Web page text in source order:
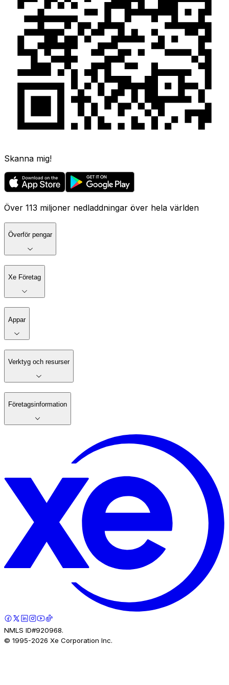
Skanna mig!
Över 113 miljoner nedladdningar över hela världen
Överför pengar
Xe Företag
Appar
Verktyg och resurser
Företagsinformation
NMLS ID#920968.
© 1995-2026 Xe Corporation Inc.